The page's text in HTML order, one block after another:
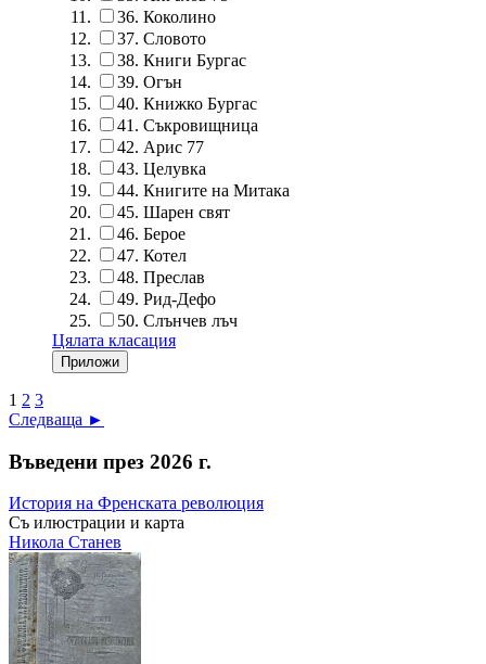
36. Коколино
37. Словото
38. Книги Бургас
39. Огън
40. Книжко Бургас
41. Съкровищница
42. Арис 77
43. Целувка
44. Книгите на Митака
45. Шарен свят
46. Берое
47. Котел
48. Преслав
49. Рид-Дефо
50. Слънчев лъч
Цялата класация
1 2 3
Следваща ►
Въведени през 2026 г.
История на Френската революция
Съ илюстрации и карта
Никола Станев